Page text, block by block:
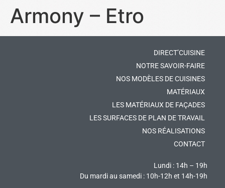
Armony – Etro
DIRECT’CUISINE
NOTRE SAVOIR-FAIRE
NOS MODÈLES DE CUISINES
MATÉRIAUX
LES MATÉRIAUX DE FAÇADES
LES SURFACES DE PLAN DE TRAVAIL
NOS RÉALISATIONS
CONTACT
Lundi : 14h – 19h
Du mardi au samedi : 10h-12h et 14h-19h